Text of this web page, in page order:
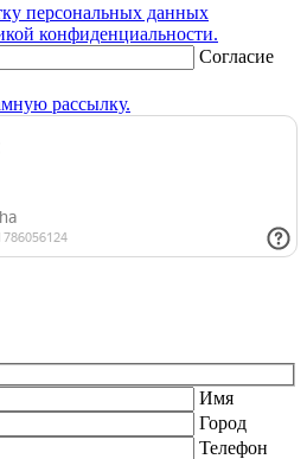
персональных данных
конфиденциальности.
Согласие
рассылку.
Имя
Город
Телефон